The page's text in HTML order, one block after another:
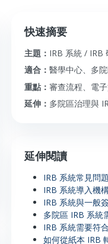
快速摘要
主題： IRB 系統 / IRB
適合：醫學中心、多
重點：審查流程、電
延伸： 多院區治理與
延伸閱讀
IRB 系統常見問題
IRB 系統導入機
IRB 系統與一般
多院區 IRB 系統
IRB 系統需要符
如何從紙本 IRB